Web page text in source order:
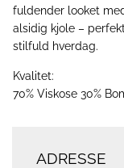
fuldender looket
alsidig kjole –
stilfuld hverdag.
Kvalitet:
70% Viskose 30%
ADRESSE